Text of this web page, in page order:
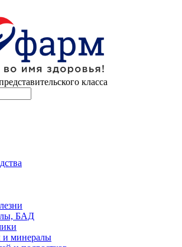
класса
БАД
и минералы